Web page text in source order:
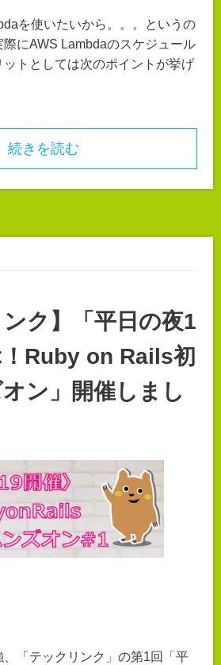
を使いたいから。。。というの
際にAWS Lambdaのスケジュール
トとしては次のポイントが挙げ
続きを読む
ンク】「平日の夜1
Ruby on Rails初
ン」開催しまし
「テックリンク」の第1回「平